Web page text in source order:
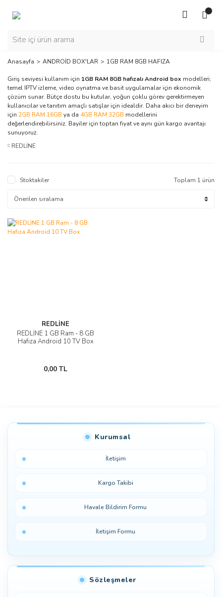
Anasayfa ANDROİD BOX'LAR 1GB RAM 8GB HAFIZA
Giriş seviyesi kullanım için 1GB RAM 8GB hafızalı Android box modelleri;
temel IPTV izleme, video oynatma ve basit uygulamalar için ekonomik
çözüm sunar. Bütçe dostu bu kutular, yoğun çoklu görev gerektirmeyen
kullanıcılar ve tanıtım amaçlı satışlar için idealdir. Daha akıcı bir deneyim
için 2GB RAM 16GB ya da 4GB RAM 32GB modellerini
değerlendirebilirsiniz. Bayiler için toptan fiyat ve aynı gün kargo avantajı
sunuyoruz.
REDLİNE
Stoktakiler Toplam 1 ürün
REDLİNE
REDLİNE 1 GB Ram - 8 GB
Hafıza Android 10 TV Box
0,00 TL
Kurumsal
İletişim
Kargo Takibi
Havale Bildirim Formu
İletişim Formu
Sözleşmeler